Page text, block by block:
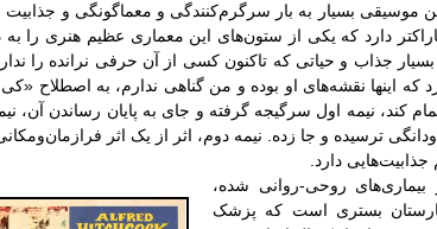
موسیقی بسیار به بار سرگرم‌کنندگی و معماگونگی و جذابیت
دارد که یکی از ستون‌های این معماری عظیم هنری را
جذاب و حیاتی که تاکنون کسی از آن حرفی نرانده را
که اینها نقشه‌های او بوده و من گناهی ندارم، به اصطلاح
کند، نیمه اول سرگیجه گرفته و جای به پایان رساندن آن،
ترسیده و جا زده. نیمه دوم، اثر از یک اثر
دارد.
روحی‌-روانی شده،
بستری ‌است که پزشک